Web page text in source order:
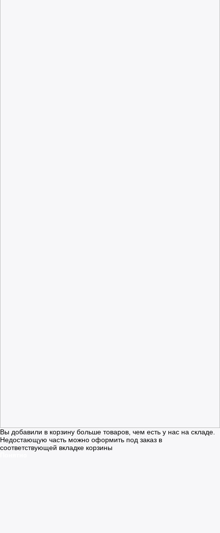
Вы добавили в корзину больше товаров, чем есть у нас на складе.
Недостающую часть можно оформить под заказ в
соответствующей вкладке корзины